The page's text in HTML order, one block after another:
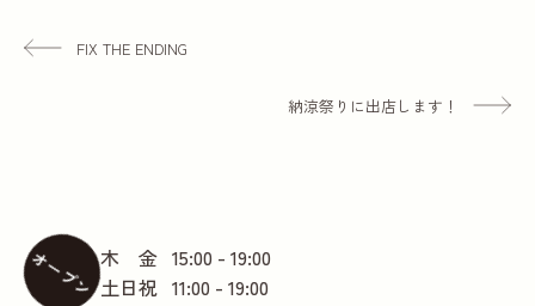
FIX THE ENDING
納涼祭りに出店します！
オープン木 金 15:00 - 19:00
土日祝 11:00 - 19:00